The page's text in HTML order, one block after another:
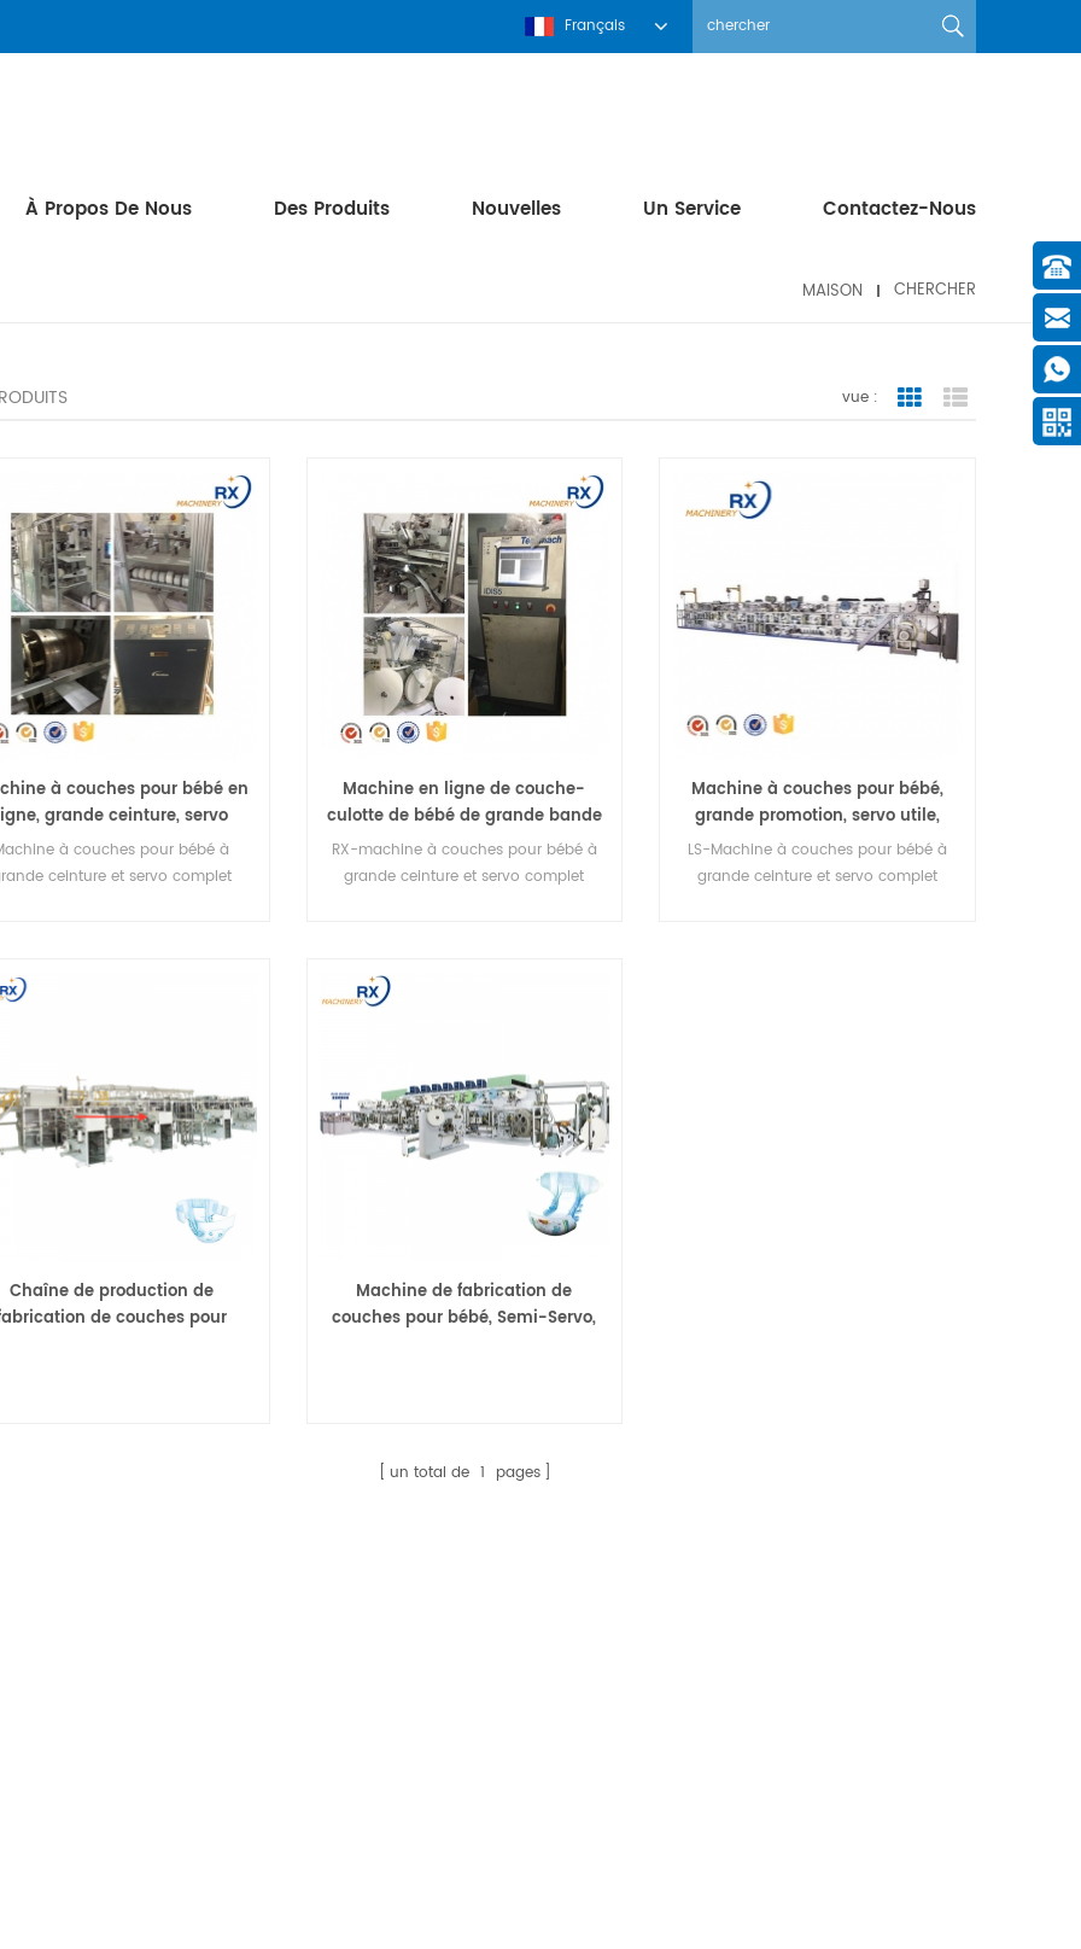
Français
À Propos De Nous Des Produits Nouvelles Un Service Contactez-Nous
MAISON CHERCHER
vue : Grid ViewList View
à couches pour bébé en
grande ceinture, servo
complet d'occasion
à couches pour bébé à
ceinture et servo complet
Machine en ligne de couche-
culotte de bébé de grande bande
de taille de servo complet
d'occasion
RX-machine à couches pour bébé à
grande ceinture et servo complet
Machine à couches pour bébé,
grande promotion, servo utile,
grande ceinture
LS-Machine à couches pour bébé à
grande ceinture et servo complet
Chaîne de production de
de couches pour
Machine de fabrication de
couches pour bébé, Semi-Servo,
un total de 1 pages